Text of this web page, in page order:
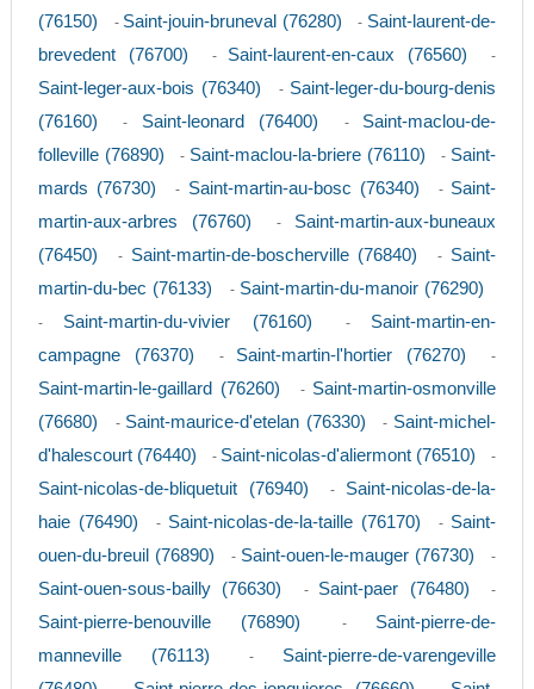
(76150)
- Saint-jouin-bruneval (76280) - Saint-laurent-de-
brevedent (76700)
- Saint-laurent-en-caux (76560) -
Saint-leger-aux-bois (76340) - Saint-leger-du-bourg-denis
(76160)
- Saint-leonard (76400) - Saint-maclou-de-
folleville (76890)
- Saint-maclou-la-briere (76110) - Saint-
mards (76730)
- Saint-martin-au-bosc (76340) - Saint-
martin-aux-arbres (76760)
- Saint-martin-aux-buneaux
(76450)
- Saint-martin-de-boscherville (76840) - Saint-
martin-du-bec (76133)
- Saint-martin-du-manoir (76290)
- Saint-martin-du-vivier (76160) - Saint-martin-en-
campagne (76370)
- Saint-martin-l'hortier (76270) -
Saint-martin-le-gaillard (76260) - Saint-martin-osmonville
(76680)
- Saint-maurice-d'etelan (76330) - Saint-michel-
d'halescourt (76440)
- Saint-nicolas-d'aliermont (76510) -
Saint-nicolas-de-bliquetuit (76940) - Saint-nicolas-de-la-
haie (76490)
- Saint-nicolas-de-la-taille (76170) - Saint-
ouen-du-breuil (76890)
- Saint-ouen-le-mauger (76730) -
Saint-ouen-sous-bailly (76630) - Saint-paer (76480) -
Saint-pierre-benouville (76890) - Saint-pierre-de-
manneville (76113)
- Saint-pierre-de-varengeville